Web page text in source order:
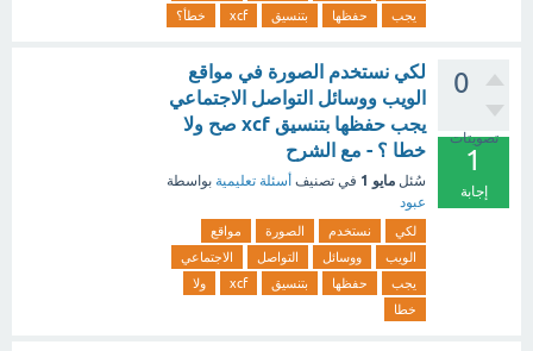
يجب
حفظها بتنسيق xcf خطأ؟
0
تصويتات
1
إجابة
لكي نستخدم الصورة في مواقع
الويب ووسائل التواصل الاجتماعي
يجب حفظها بتنسيق xcf صح ولا
خطا ؟ - مع الشرح
سُئل مايو 1 في تصنيف أسئلة تعليمية بواسطة
عبود
لكي نستخدم الصورة
مواقع
الويب
ووسائل التواصل
الاجتماعي
يجب
حفظها بتنسيق xcf
ولا
خطا